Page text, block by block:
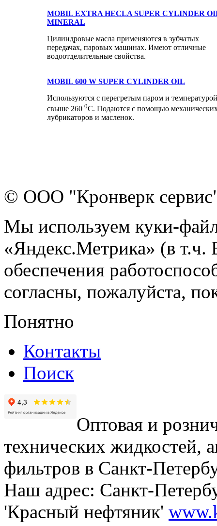
MOBIL EXTRA HECLA SUPER CYLINDER
MINERAL
Цилиндровые масла применяются в зубчатых
передачах, паровых машинах. Имеют отличные
водоотделительные свойства.
MOBIL 600 W SUPER CYLINDER OIL
Используются с перегретым паром и температурой
свыше 260 0С. Подаются с помощью
лубрикаторов и масленок.
© ООО "Кронверк
Мы используем куки-
«Яндекс.Метрика» (в т.ч.
обеспечения
согласны, пожалуйста,
Понятно
Контакты
Поиск
Оптовая и
технических жидкостей,
фильтров в Санкт-
Наш адрес: Санкт-
'Красный нефтяник'